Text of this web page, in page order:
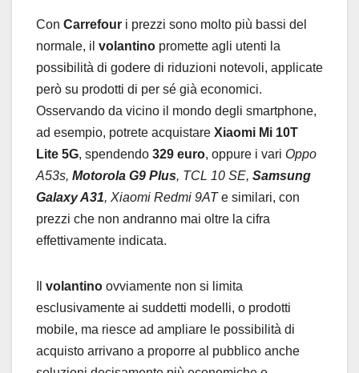
Con Carrefour i prezzi sono molto più bassi del
normale, il volantino promette agli utenti la
possibilità di godere di riduzioni notevoli, applicate
però su prodotti di per sé già economici.
Osservando da vicino il mondo degli smartphone,
ad esempio, potrete acquistare Xiaomi Mi 10T
Lite 5G, spendendo 329 euro, oppure i vari Oppo
A53s, Motorola G9 Plus, TCL 10 SE, Samsung
Galaxy A31, Xiaomi Redmi 9ATe similari, con
prezzi che non andranno mai oltre la cifra
effettivamente indicata.
volantino ovviamente non si limita
esclusivamente ai suddetti modelli, o prodotti
mobile, ma riesce ad ampliare le possibilità di
acquisto arrivano a proporre al pubblico anche